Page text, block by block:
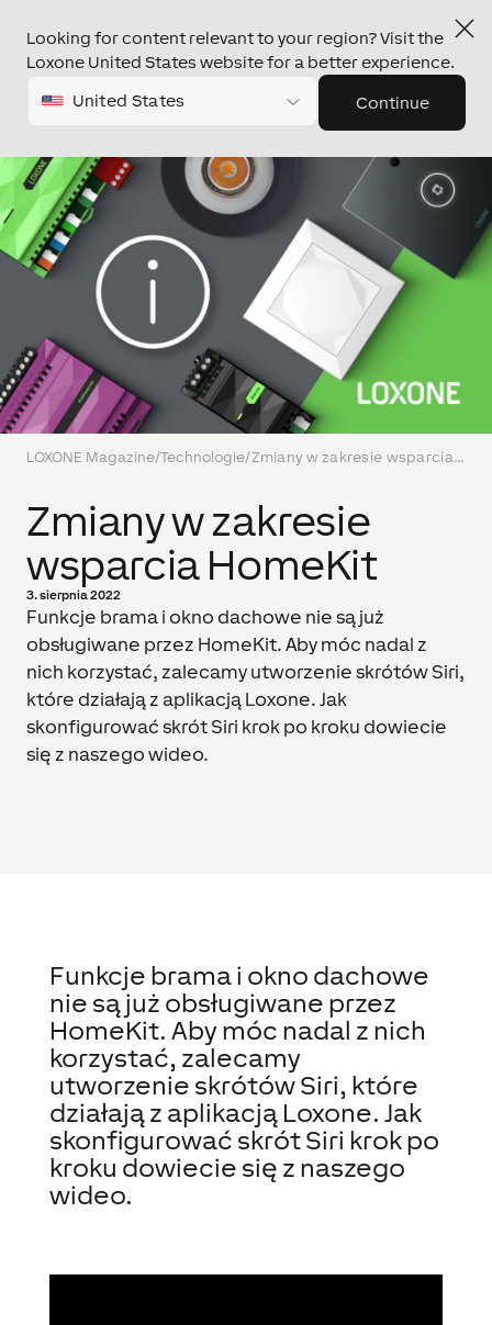
Looking for content relevant to your region? Visit the
Loxone United States website for a better experience.
United States Continue
LOXONE Magazine/Technologie/ Zmiany w zakresie wsparcia HomeKit
Zmiany w zakresie
wsparcia HomeKit
3. sierpnia 2022
Funkcje brama i okno dachowe nie są już
obsługiwane przez HomeKit. Aby móc nadal z
nich korzystać, zalecamy utworzenie skrótów Siri,
które działają z aplikacją Loxone. Jak
skonfigurować skrót Siri krok po kroku dowiecie
się z naszego wideo.
Funkcje brama i okno dachowe
nie są już obsługiwane przez
HomeKit. Aby móc nadal z nich
korzystać, zalecamy
utworzenie skrótów Siri, które
działają z aplikacją Loxone. Jak
skonfigurować skrót Siri krok po
kroku dowiecie się z naszego
wideo.